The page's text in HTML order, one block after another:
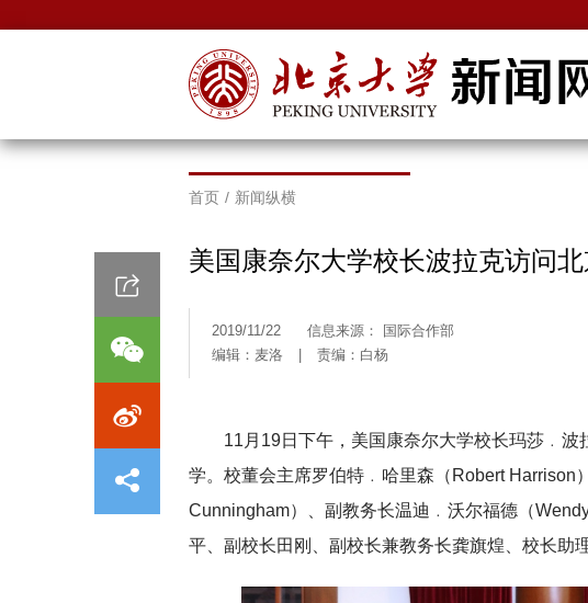
首页 / 新闻纵横
美国康奈尔大学校长波拉克访问
2019/11/22
信息来源： 国际合作部
编辑：麦洛
责编：白杨
11月19日下午，美国康奈尔大学校长玛莎﹒
学。校董会主席罗伯特﹒哈里森（Robert Harrison
Cunningham）、副教务长温迪﹒沃尔福德（
平、副校长田刚、副校长兼教务长龚旗煌、校长助